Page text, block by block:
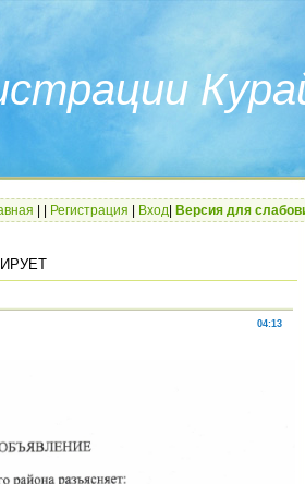
Регистрация Вход Версия для
04:13